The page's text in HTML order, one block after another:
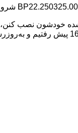
می‌خوان بتا 4 رو روی دستگاه